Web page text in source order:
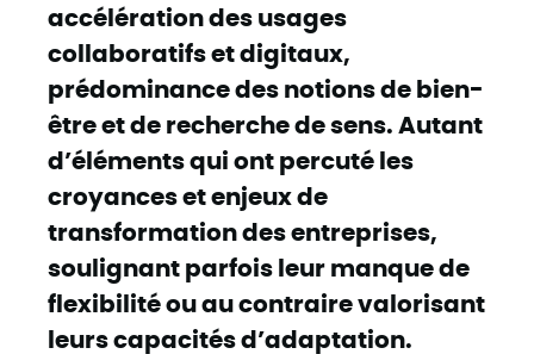
accélération des usages
collaboratifs et digitaux,
prédominance des notions de bien-
être et de recherche de sens. Autant
d’éléments qui ont percuté les
croyances et enjeux de
transformation des entreprises,
soulignant parfois leur manque de
flexibilité ou au contraire valorisant
leurs capacités d’adaptation.